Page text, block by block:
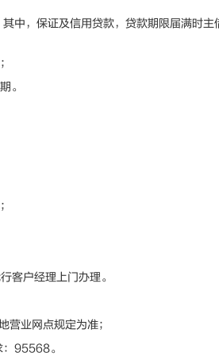
，保证及信用贷款，贷款期限届满时主
期。
户经理上门办理。
业网点规定为准；
95568。